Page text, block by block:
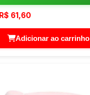
R$ 61,60
Adicionar ao carrinho